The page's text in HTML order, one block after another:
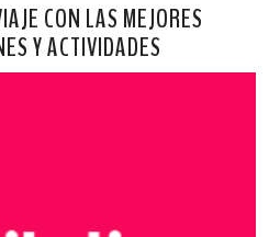
CON LAS MEJORES
Y ACTIVIDADES